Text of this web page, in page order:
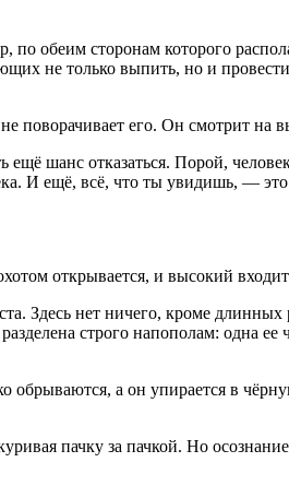
по обеим сторонам которого
не только выпить, но и
поворачивает его. Он смотрит на
шанс отказаться. Порой,
И ещё, всё, что ты увидишь, —
открывается, и высокий
Здесь нет ничего, кроме длинных
строго напополам: одна
а он упирается в
пачку за пачкой. Но